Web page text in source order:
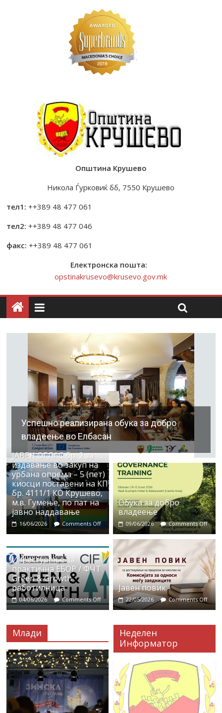
Општина Крушево
Никола Ѓурковиќ бб, 7550 Крушево
тел1: ++389 48 477 061
тел2: ++389 48 477 046
факс: ++389 48 477 061
Електронска пошта:
opstinakrusevo@krusevo.gov.mk
Успешно реализирана обука за добро
владеење во Елбасан
ЈАВЕН ОГЛАС бр. 2 за
издавање во закуп на
урбана опрема – 5 (пет)
киосци поставени на КП
бр. 4111/1 КО Крушево,
м.в. Гумење, по пат на
јавно наддавање
16/06/2026 Comments Off
Обука за добро
владеење
09/06/2026 Comments Off
Известување за
практична ЕБОР / ФЧТ
Green & Growth
работилница
04/06/2026 Comments Off
Јавен повик
22/05/2026 Comments Off
Млади
Неделен
Информатор